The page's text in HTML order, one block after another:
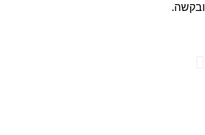
ובקשה.